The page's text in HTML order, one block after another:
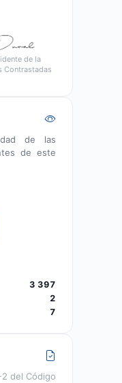
de la
Contrastadas
de las
de este
3 397
2
7
del Código